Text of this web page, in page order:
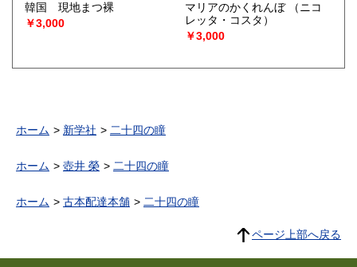
韓国 現地まつ裸
￥3,000
マリアのかくれんぼ
（ニコ
レッタ・コスタ）
￥3,000
ホーム 新学社 二十四の瞳
ホーム 壺井 榮 二十四の瞳
ホーム 古本配達本舗 二十四の瞳
ページ上部へ戻る